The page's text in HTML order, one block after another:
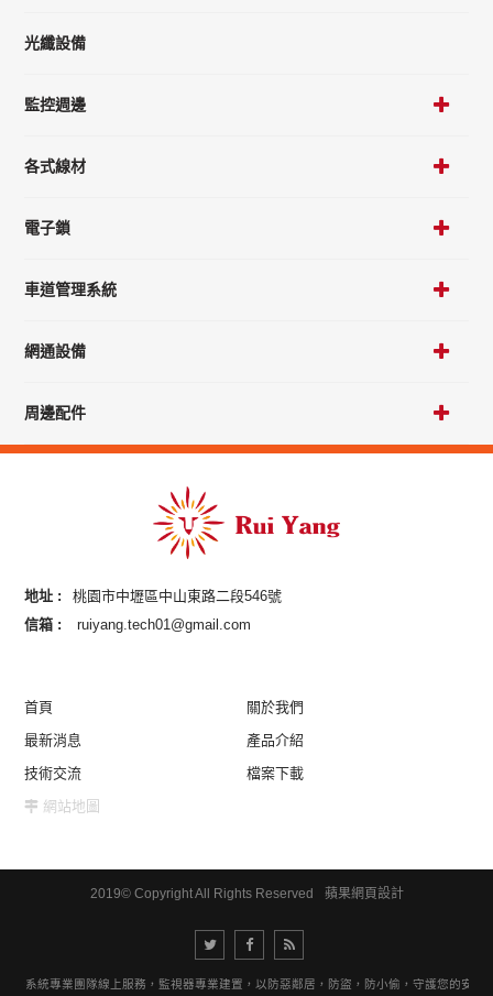
光纖設備
監控週邊
各式線材
電子鎖
車道管理系統
網通設備
周邊配件
地址 :
桃園市中壢區中山東路二段546號
信箱 :
ruiyang.tech01@gmail.com
首頁
關於我們
最新消息
產品介紹
技術交流
檔案下載
網站地圖
2019© Copyright All Rights Reserved 蘋果網頁設計
器系統專業團隊線上服務，監視器專業建置，以防惡鄰居，防盜，防小偷，守護您的安